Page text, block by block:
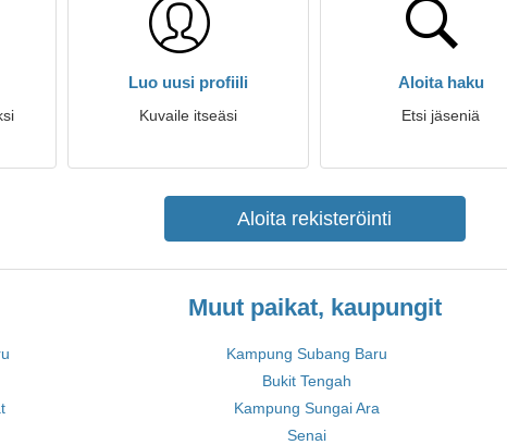
Luo uusi profiili
Kuvaile itseäsi
Aloita haku
Etsi jäseniä
Aloita rekisteröinti
Muut paikat, kaupungit
Kampung Subang Baru
Bukit Tengah
Kampung Sungai Ara
Senai